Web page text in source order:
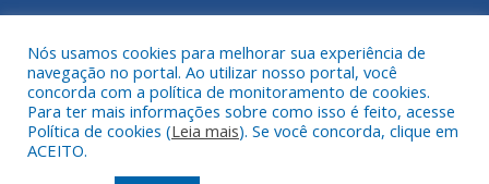
Todos os direitos reservados a Prefeitura Municipal de Rondon do
Pará
Mapa do Site
Acessar o Webmail
Nós usamos cookies para melhorar sua experiência de
navegação no portal. Ao utilizar nosso portal, você
concorda com a política de monitoramento de cookies.
Para ter mais informações sobre como isso é feito, acesse
Política de cookies (Leia mais). Se você concorda, clique em
ACEITO.